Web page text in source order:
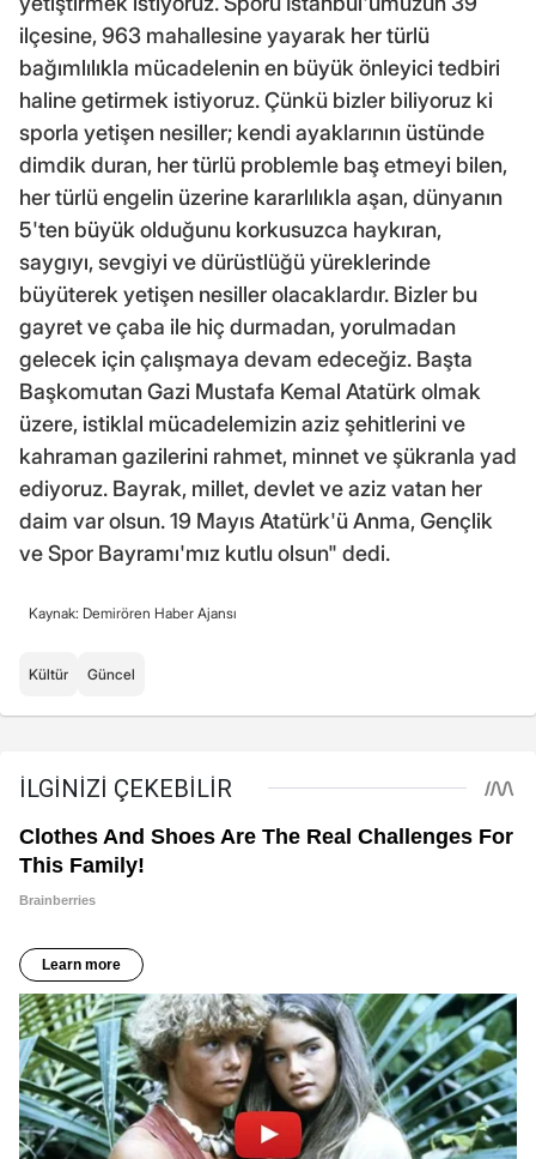
ilçesine, 963 mahallesine yayarak her türlü
bağımlılıkla mücadelenin en büyük önleyici tedbiri
haline getirmek istiyoruz. Çünkü bizler biliyoruz ki
sporla yetişen nesiller; kendi ayaklarının üstünde
dimdik duran, her türlü problemle baş etmeyi bilen,
her türlü engelin üzerine kararlılıkla aşan, dünyanın
5'ten büyük olduğunu korkusuzca haykıran,
saygıyı, sevgiyi ve dürüstlüğü yüreklerinde
büyüterek yetişen nesiller olacaklardır. Bizler bu
gayret ve çaba ile hiç durmadan, yorulmadan
gelecek için çalışmaya devam edeceğiz. Başta
Başkomutan Gazi Mustafa Kemal Atatürk olmak
üzere, istiklal mücadelemizin aziz şehitlerini ve
kahraman gazilerini rahmet, minnet ve şükranla yad
ediyoruz. Bayrak, millet, devlet ve aziz vatan her
daim var olsun. 19 Mayıs Atatürk'ü Anma, Gençlik
ve Spor Bayramı'mız kutlu olsun" dedi.
Kaynak: Demirören Haber Ajansı
Kültür Güncel